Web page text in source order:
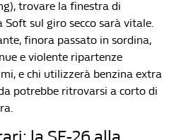
trovare la finestra di
sul giro secco sarà vitale.
finora passato in sordina,
e violente ripartenze
e chi utilizzerà benzina extra
potrebbe ritrovarsi a corto di